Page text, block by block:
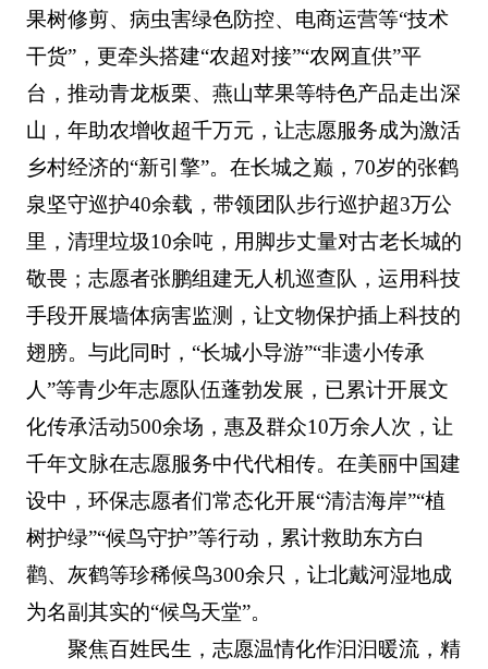
果树修剪、病虫害绿色防控、电商运营等“技术
干货”，更牵头搭建“农超对接”“农网直供”平
台，推动青龙板栗、燕山苹果等特色产品走出深
山，年助农增收超千万元，让志愿服务成为激活
乡村经济的“新引擎”。在长城之巅，70岁的张鹤
泉坚守巡护40余载，带领团队步行巡护超3万公
里，清理垃圾10余吨，用脚步丈量对古老长城的
敬畏；志愿者张鹏组建无人机巡查队，运用科技
手段开展墙体病害监测，让文物保护插上科技的
翅膀。与此同时，“长城小导游”“非遗小传承
人”等青少年志愿队伍蓬勃发展，已累计开展文
化传承活动500余场，惠及群众10万余人次，让
千年文脉在志愿服务中代代相传。在美丽中国建
设中，环保志愿者们常态化开展“清洁海岸”“植
树护绿”“候鸟守护”等行动，累计救助东方白
鹳、灰鹤等珍稀候鸟300余只，让北戴河湿地成
为名副其实的“候鸟天堂”。
聚焦百姓民生，志愿温情化作汩汩暖流，精